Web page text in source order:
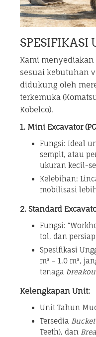
SPESIFIKASI
Kami menyediakan
sesuai kebutuhan
didukung oleh
terkemuka
Kobelco).
1. Mini Excavator
Fungsi: Ideal
sempit, atau
ukuran kecil-
Kelebihan:
mobilisasi
2. Standard
Fungsi:
tol, dan
Spesifikasi
m³ – 1.0 m³,
tenaga
Kelengkapan Unit:
Unit Tahun
Tersedia
Teeth), dan